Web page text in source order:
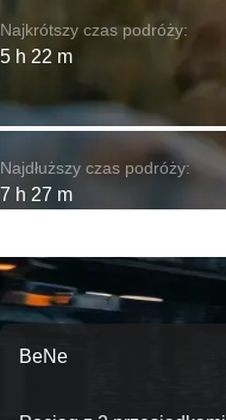
Najkrótszy czas podróży:
5 h 22 m
Najdłuższy czas podróży:
7 h 27 m
BeNe